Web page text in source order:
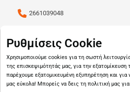
2661039048
Προβολή χάρτη
Ρυθμίσεις Cookie
Χρησιμοποιούμε cookies για τη σωστή
της επισκεψιμότητάς μας, για την εξατομίκευση
παρέχουμε εξατομικευμένη εξυπηρέτηση και για
μας εύκολα! Μπορείς να δεις τη πολιτική μας